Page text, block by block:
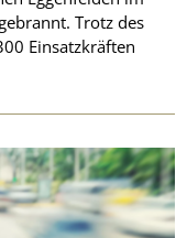
Trotz des
Einsatzkräften